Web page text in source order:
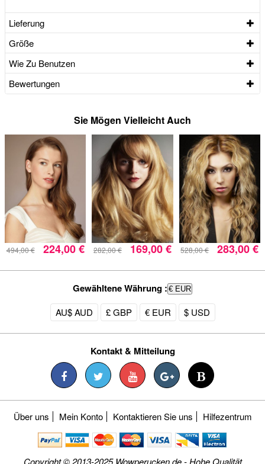
Lieferung
Größe
Wie Zu Benutzen
Bewertungen
Sie Mögen Vielleicht Auch
494,00 € 224,00 € 282,00 € 169,00 € 528,00 € 283,00 €
Gewähltene Währung : € EUR
AU$ AUD £ GBP € EUR $ USD
Kontakt & Mitteilung
Über uns Mein Konto Kontaktieren Sie uns Hilfezentrum
Copyright © 2013-2025 Wowperucken.de - Hohe Qualität